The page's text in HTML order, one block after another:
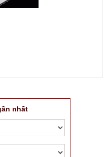
nhất